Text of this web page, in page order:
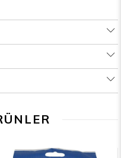
projeler için uygundur.
boncuklar.